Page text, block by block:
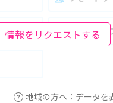
情報をリクエストする
ー 夫婦・カッ
地域の方へ：データを